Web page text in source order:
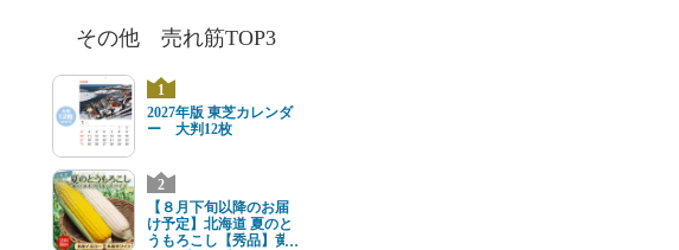
その他 売れ筋TOP3
1
2027年版 東芝カレンダ
ー 大判12枚
2
【８月下旬以降のお届
け予定】北海道 夏のと
うもろこし【秀品】黄